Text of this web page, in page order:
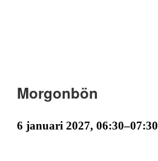
Morgonbön
6 januari 2027, 06:30–07:30